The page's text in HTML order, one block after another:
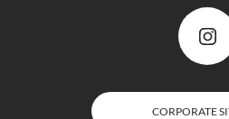
CORPORATE